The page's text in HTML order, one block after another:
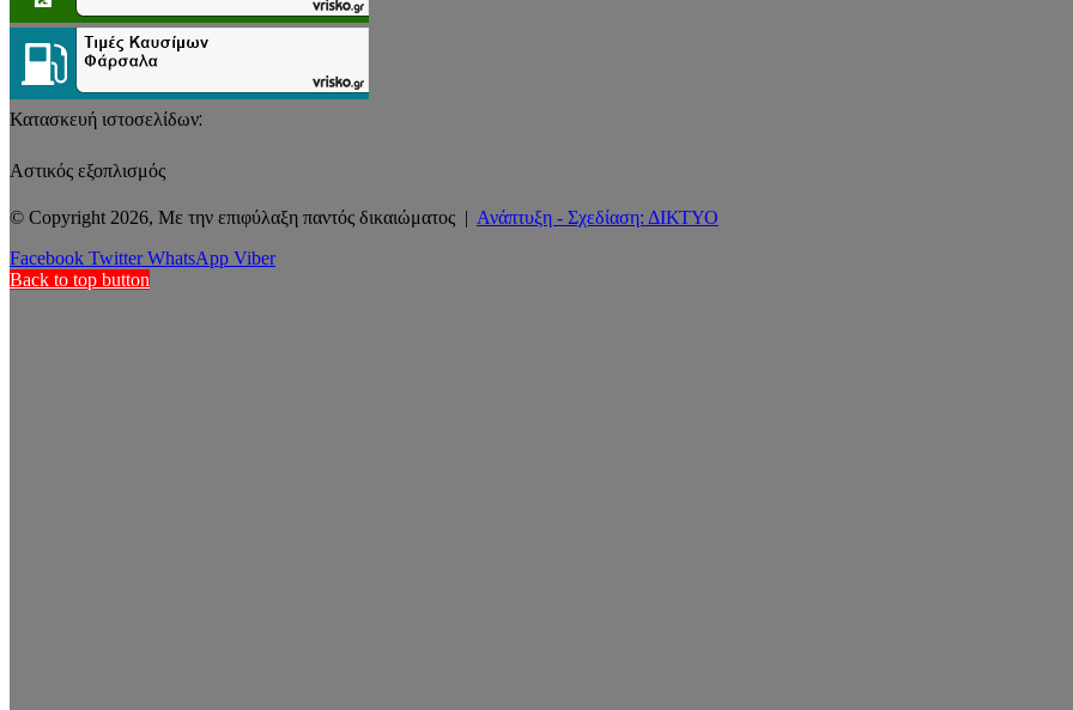
Κατασκευή ιστοσελίδων:
Αστικός εξοπλισμός
© Copyright 2026, Με την επιφύλαξη παντός δικαιώματος | Ανάπτυξη - Σχεδίαση: ΔΙΚΤΥΟ
Facebook Twitter WhatsApp Viber
Back to top button